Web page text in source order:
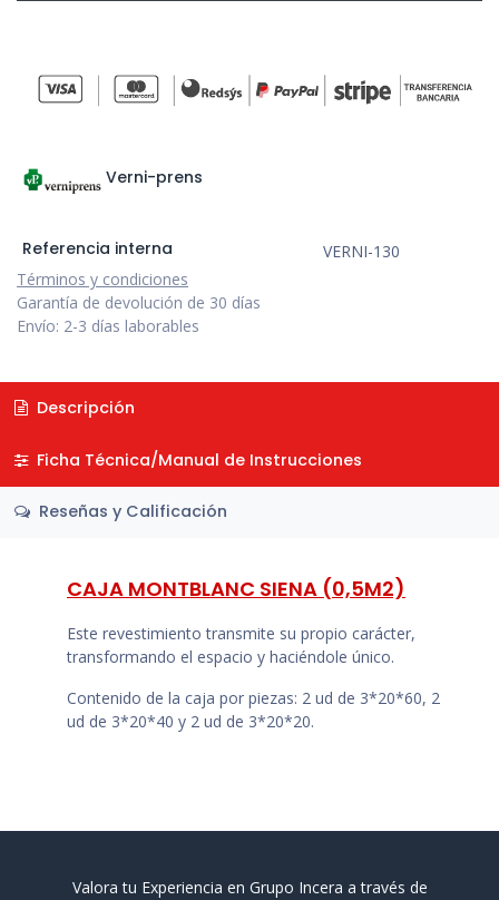
Verni-prens
Referencia interna
VERNI-130
Términos y condiciones
Garantía de devolución de 30 días
Envío: 2-3 días laborables
Descripción
Ficha Técnica/Manual de Instrucciones
Reseñas y Calificación
CAJA MONTBLANC SIENA (0,5M2)
Este revestimiento transmite su propio carácter,
transformando el espacio y haciéndole único.
Contenido de la caja por piezas: 2 ud de 3*20*60, 2
ud de 3*20*40 y 2 ud de 3*20*20.
Valora tu Experiencia en Grupo Incera a través de